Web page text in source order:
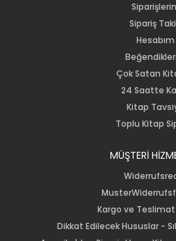
Sipariş
Hesabım
Çok Satan
24 Saatte
Kitap
Toplu Kitap
MÜŞTERİ
Kargo ve Teslimat
Dikkat Edilecek Hususlar -